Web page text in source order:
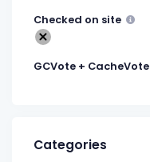
Checked on site
GCVote + CacheVote
Categories